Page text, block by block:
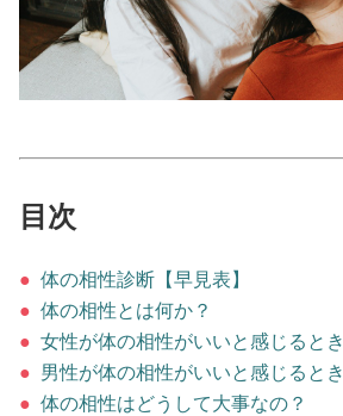
トラベル
ゲーム
目次
● 体の相性診断【早見表】
● 体の相性とは何か？
● 女性が体の相性がいいと感じるとき
● 男性が体の相性がいいと感じるとき
● 体の相性はどうして大事なの？